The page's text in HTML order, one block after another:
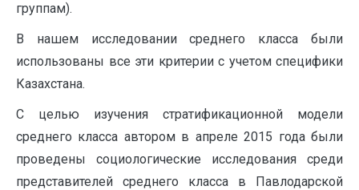
группам).
В нашем исследовании среднего класса были
использованы все эти критерии с учетом специфики
Казахстана.
С целью изучения стратификационной модели
среднего класса автором в апреле 2015 года были
проведены социологические исследования среди
представителей среднего класса в Павлодарской